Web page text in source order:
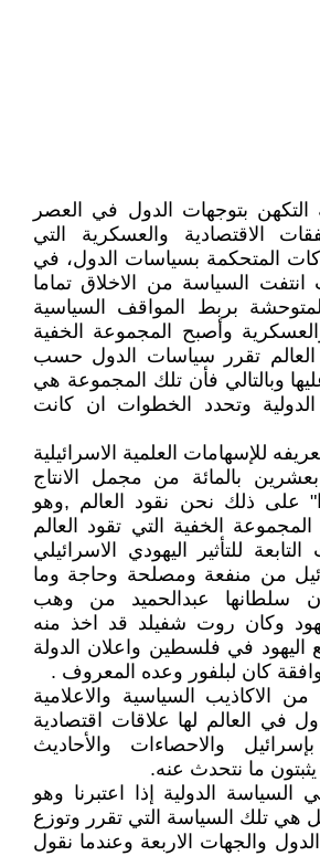
التكهن بتوجهات الدول في العصر
الاقتصادية والعسكرية التي
المتحكمة بسياسات الدول، في
انتفت السياسة من الاخلاق تماما
بربط المواقف السياسية
والعسكرية وأصبح المجموعة الخفية
العالم تقرر سياسات الدول حسب
وبالتالي فأن تلك المجموعة هي
الدولية وتحدد الخطوات ان كانت
للإسهامات العلمية الاسرائيلية
بالمائة من مجمل الانتاج
على ذلك نحن نقود العالم ,وهو
الخفية التي تقود العالم
للتأثير اليهودي الاسرائيلي
من منفعة ومصلحة وحاجة وما
سلطانها عبدالحميد من وهب
وكان روت شفيلد قد اخذ منه
اليهود في فلسطين واعلان الدولة
كان لبلفور وعده المعروف .
الاكاذيب السياسية والاعلامية
في العالم لها علاقات اقتصادية
والاحصاءات والأحاديث
يثبتون ما نتحدث عنه.
السياسة الدولية إذا اعتبرنا وهو
هي تلك السياسة التي تقرر وتوزع
والجهات الاربعة وعندما نقول